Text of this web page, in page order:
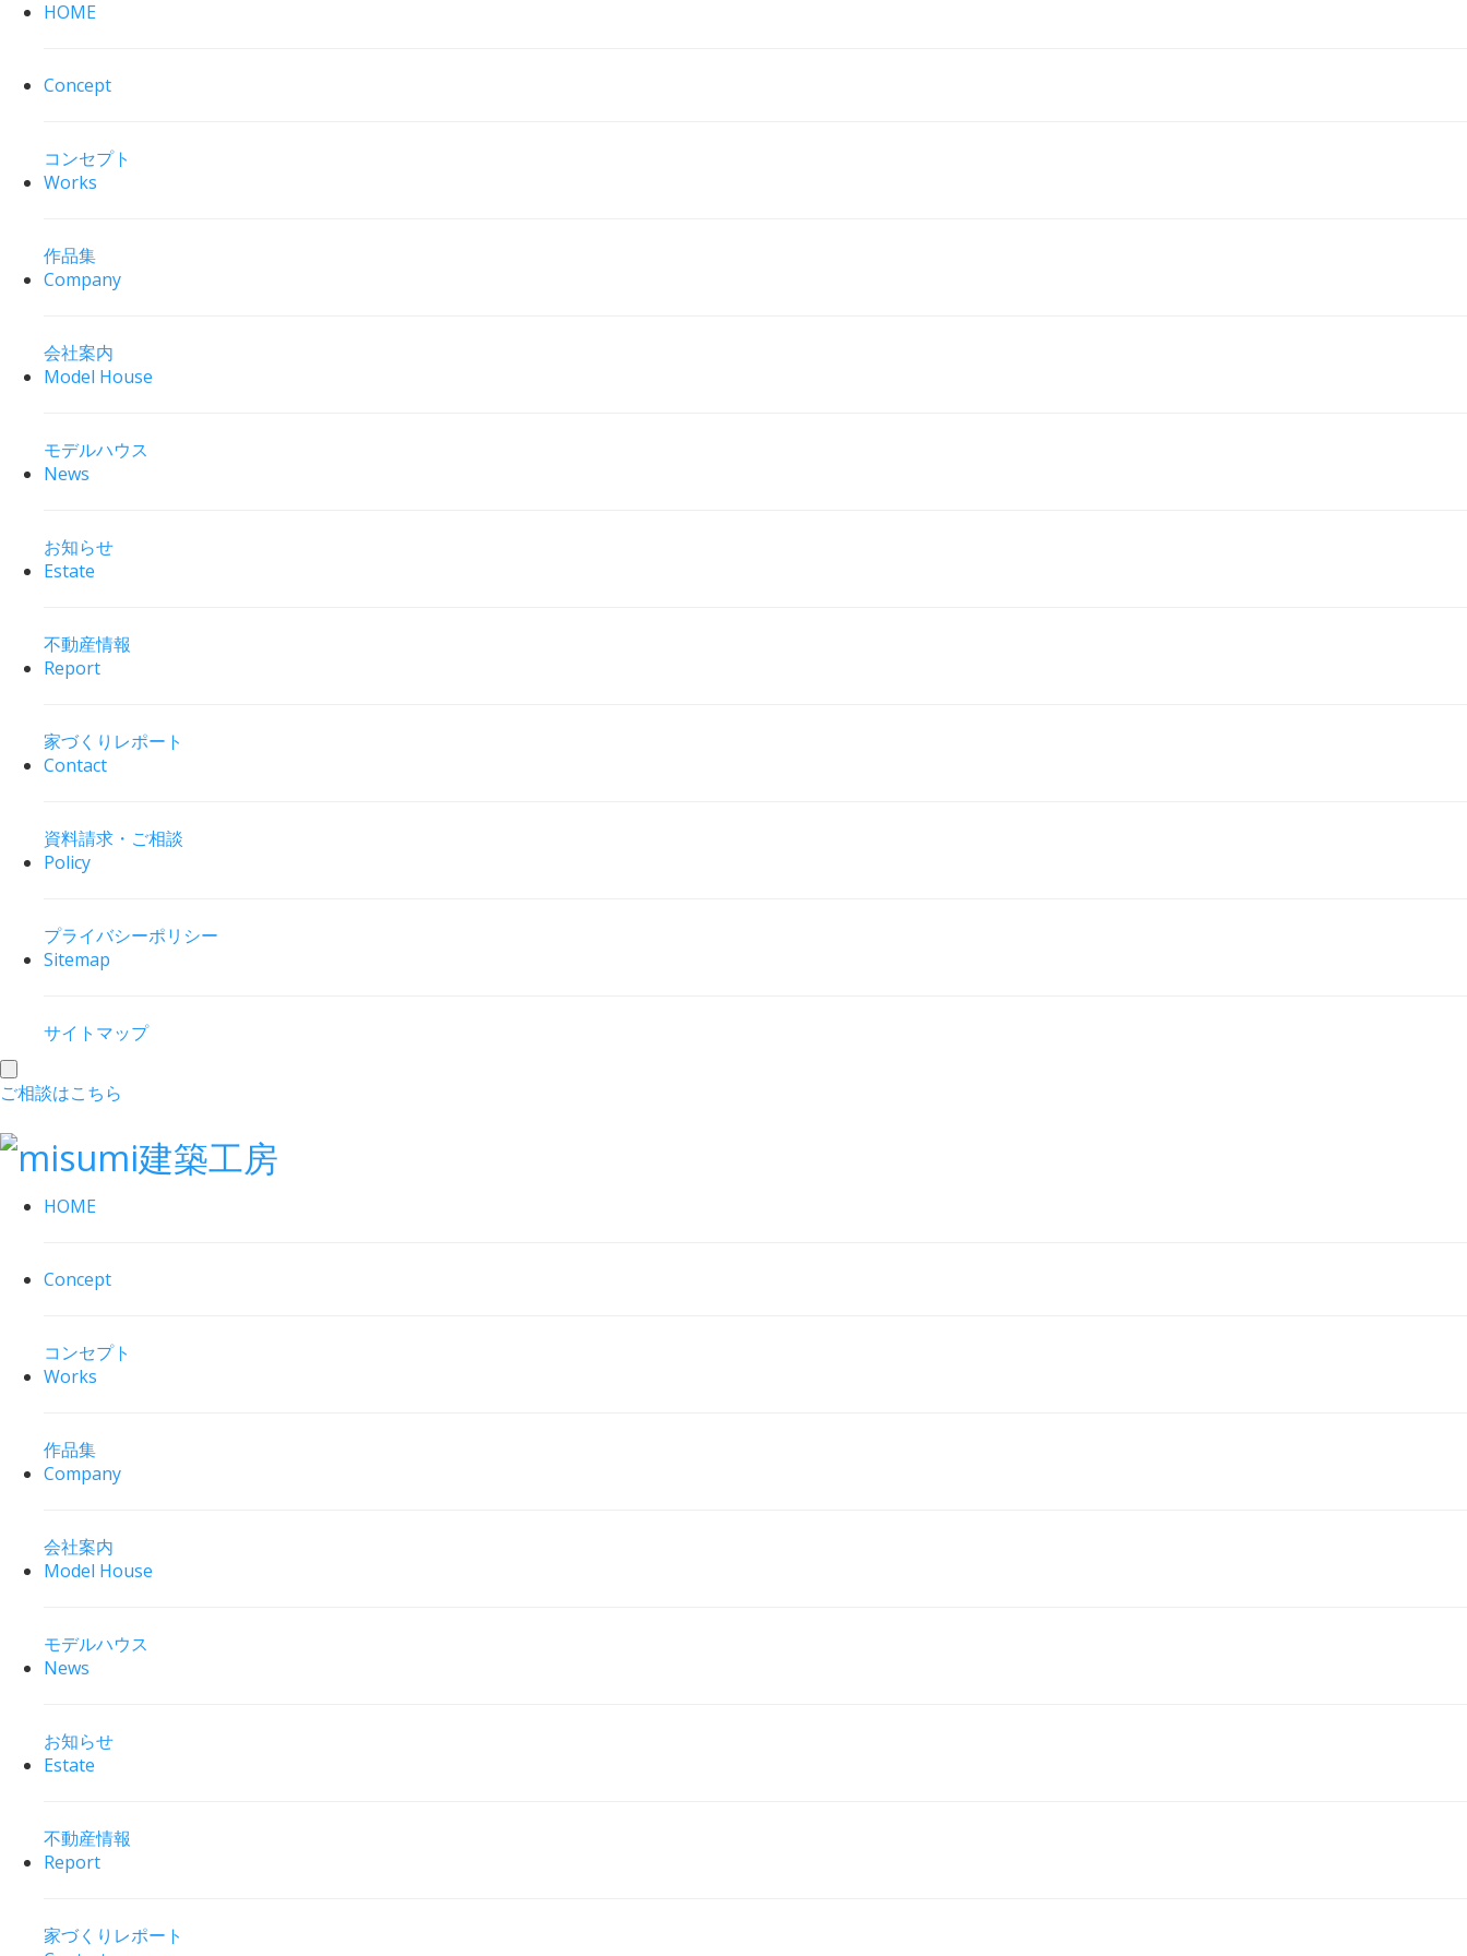
HOME
Concept
コンセプト
Works
作品集
Company
会社案内
Model House
モデルハウス
News
お知らせ
Estate
不動産情報
Report
家づくりレポート
Contact
資料請求・ご相談
Policy
プライバシーポリシー
Sitemap
サイトマップ
toggle
navigation
ご相談はこちら
HOME
Concept
コンセプト
Works
作品集
Company
会社案内
Model House
モデルハウス
News
お知らせ
Estate
不動産情報
Report
家づくりレポート